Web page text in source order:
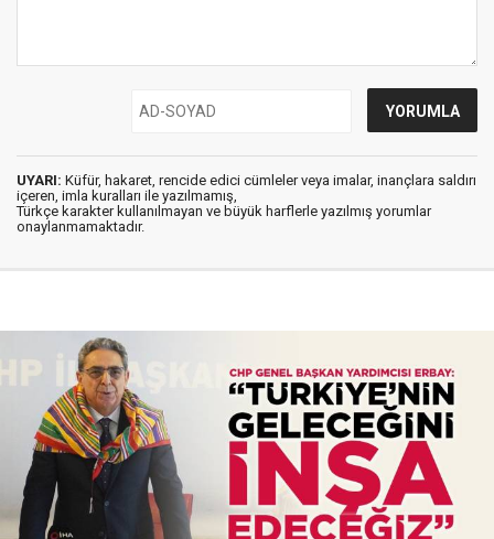
UYARI: Küfür, hakaret, rencide edici cümleler veya imalar, inançlara saldırı
içeren, imla kuralları ile yazılmamış,
Türkçe karakter kullanılmayan ve büyük harflerle yazılmış yorumlar
onaylanmamaktadır.